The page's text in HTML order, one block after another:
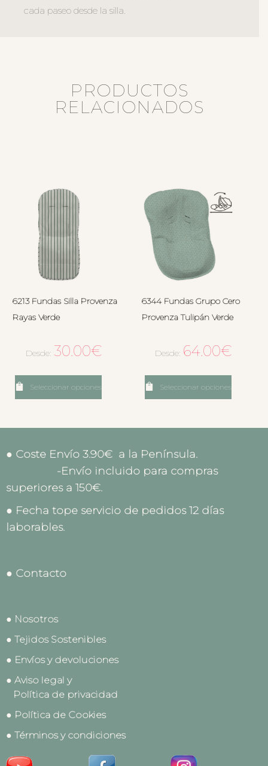
cada paseo desde la silla.
PRODUCTOS
RELACIONADOS
6213 Fundas Silla Provenza
Rayas Verde
Desde: 30.00€
Seleccionar opciones
6344 Fundas Grupo Cero
Provenza Tulipán Verde
Desde: 64.00€
Seleccionar opciones
● Coste Envío 3.90€ a la Península.
-Envío incluido para compras
superiores a 150€.
● Fecha tope servicio de pedidos 12 días
laborables.
● Contacto
● Nosotros
● Tejidos Sostenibles
● Envíos y devoluciones
● Aviso legal y
Política de privacidad
● Política de Cookies
● Términos y condiciones